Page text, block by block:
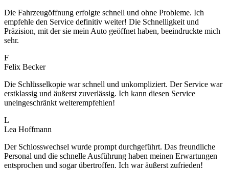
Die Fahrzeugöffnung erfolgte schnell und ohne Probleme. Ich
empfehle den Service definitiv weiter! Die Schnelligkeit und
Präzision, mit der sie mein Auto geöffnet haben, beeindruckte mich
sehr.
F
Felix Becker
Die Schlüsselkopie war schnell und unkompliziert. Der Service war
erstklassig und äußerst zuverlässig. Ich kann diesen Service
uneingeschränkt weiterempfehlen!
L
Lea Hoffmann
Der Schlosswechsel wurde prompt durchgeführt. Das freundliche
Personal und die schnelle Ausführung haben meinen Erwartungen
entsprochen und sogar übertroffen. Ich war äußerst zufrieden!